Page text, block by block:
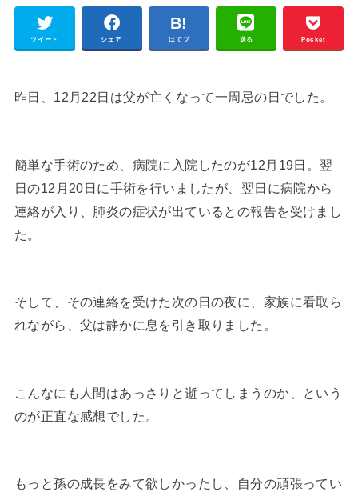
ツイート シェア はてブ 送る Pocket
昨日、12月22日は父が亡くなって一周忌の日でした。
簡単な手術のため、病院に入院したのが12月19日。翌
日の12月20日に手術を行いましたが、翌日に病院から
連絡が入り、肺炎の症状が出ているとの報告を受けまし
た。
そして、その連絡を受けた次の日の夜に、家族に看取ら
れながら、父は静かに息を引き取りました。
こんなにも人間はあっさりと逝ってしまうのか、という
のが正直な感想でした。
もっと孫の成長をみて欲しかったし、自分の頑張ってい